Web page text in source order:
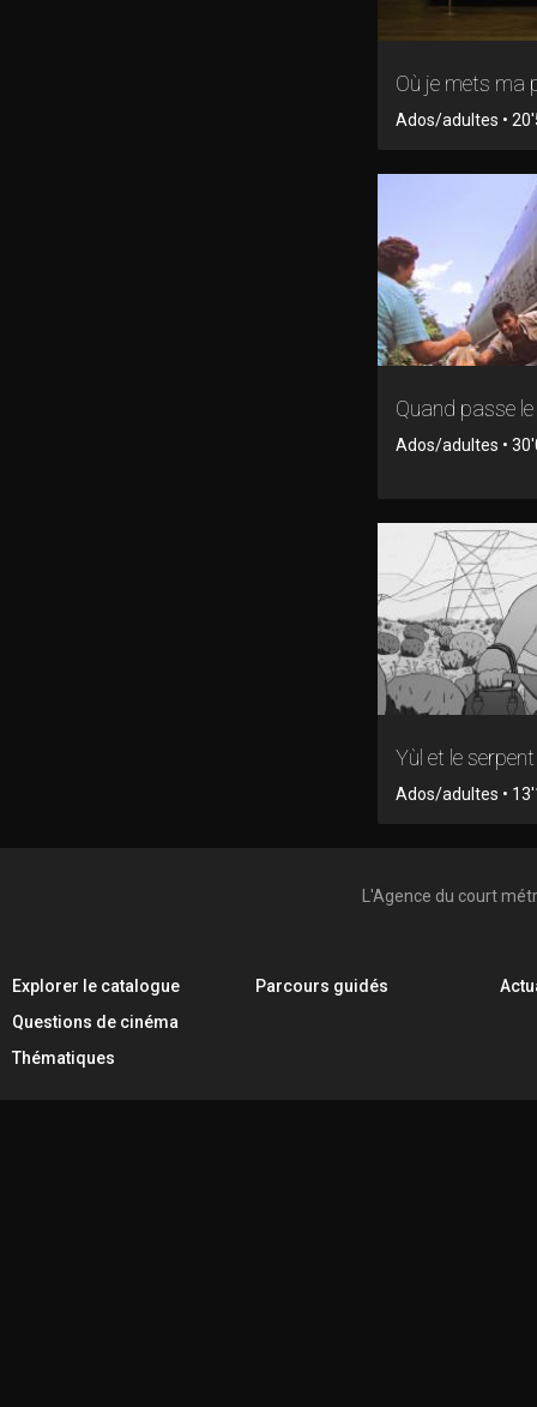
Où je mets ma
Ados/adultes •
Quand passe
Ados/adultes •
Yùl et le serpent
Ados/adultes •
L'Agence du court
Explorer le catalogue
Questions de cinéma
Thématiques
Parcours guidés